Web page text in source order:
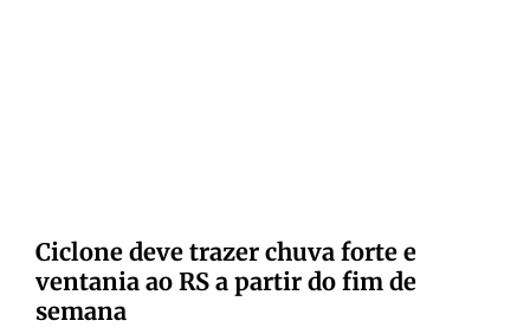
Ciclone deve trazer chuva forte e
ventania ao RS a partir do fim de
semana